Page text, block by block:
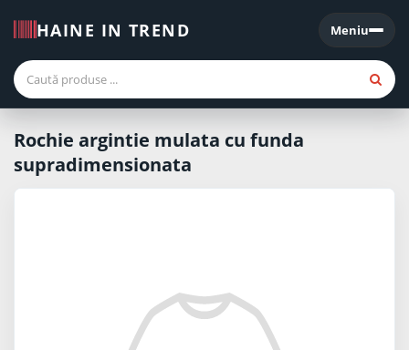
HAINE IN TREND Meniu
Meniu
Rochie argintie mulata cu funda
supradimensionata